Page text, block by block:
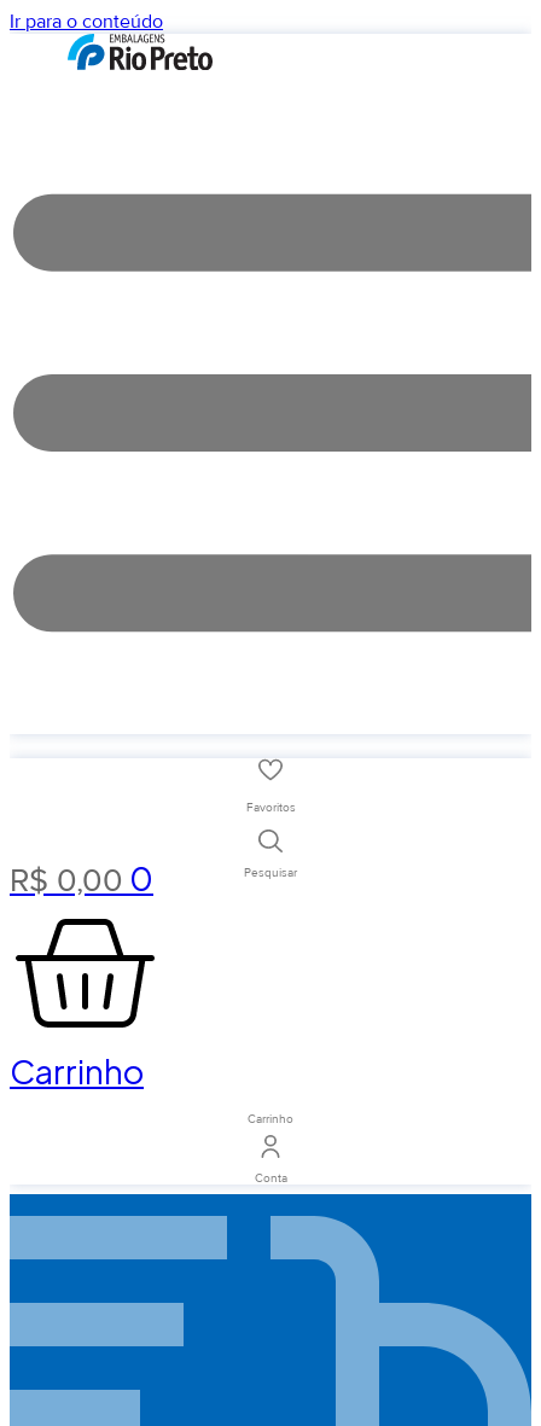
Ir para o conteúdo
Favoritos
Pesquisar
R$ 0,00 0
Carrinho
Carrinho
Conta